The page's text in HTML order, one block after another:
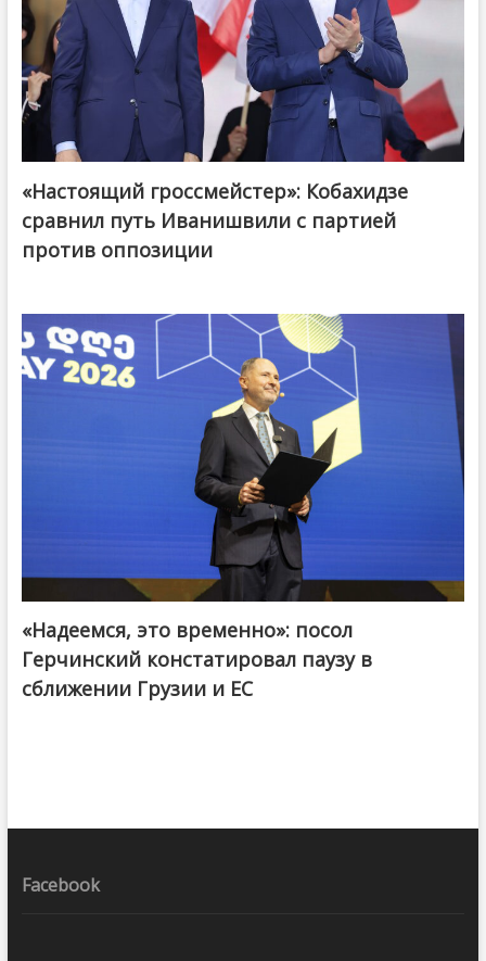
@ქართული ოცნება / Georgian Dream
«Настоящий гроссмейстер»: Кобахидзе
сравнил путь Иванишвили с партией
против оппозиции
«Надеемся, это временно»: посол
Герчинский констатировал паузу в
сближении Грузии и ЕС
Facebook